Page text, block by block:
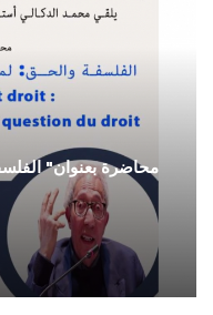
محاضرة بعنوان"